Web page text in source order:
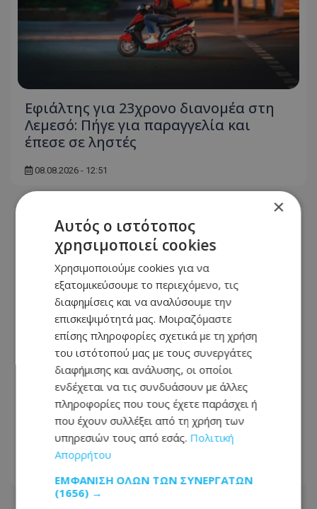
Εφιάλτης για 23χρονο διανομέα στη
Λεμεσό: Πήγε για παραγγελία και
έπεσε σε ληστές
08.08.2026 - 12:51
Δεκαπενταύγουστος με μπλόκα και
αυξημένους ελέγχους – Τι θα ελέγχει η
Αστυνομία
×
Αυτός ο ιστότοπος
χρησιμοποιεί cookies
Χρησιμοποιούμε cookies για να
εξατομικεύσουμε το περιεχόμενο, τις
διαφημίσεις και να αναλύσουμε την
επισκεψιμότητά μας. Μοιραζόμαστε
επίσης πληροφορίες σχετικά με τη χρήση
του ιστότοπού μας με τους συνεργάτες
διαφήμισης και ανάλυσης, οι οποίοι
ενδέχεται να τις συνδυάσουν με άλλες
πληροφορίες που τους έχετε παράσχει ή
που έχουν συλλέξει από τη χρήση των
υπηρεσιών τους από εσάς. Πολιτική
Απορρήτου
ΕΜΦΆΝΙΣΗ ΌΛΩΝ ΤΩΝ ΣΥΝΕΡΓΑΤΏΝ
(1656) →